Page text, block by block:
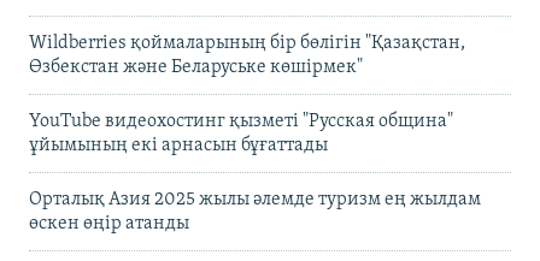
Wildberries қоймаларының бір бөлігін "Қазақстан,
Өзбекстан және Беларуське көшірмек"
YouTube видеохостинг қызметі "Русская община"
ұйымының екі арнасын бұғаттады
Орталық Азия 2025 жылы әлемде туризм ең жылдам
өскен өңір атанды